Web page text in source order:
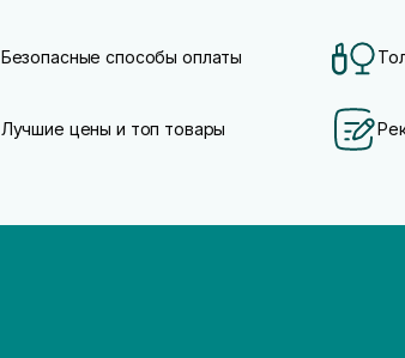
Безопасные способы оплаты
Лучшие цены и топ товары